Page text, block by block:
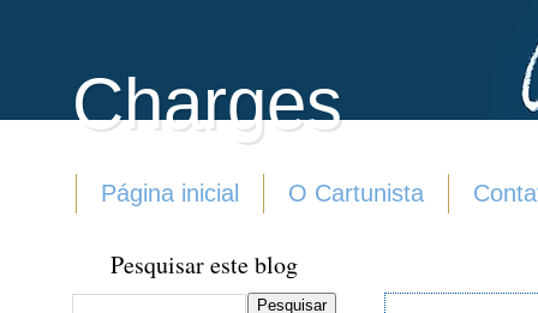
Charges
Página inicial O Cartunista
Pesquisar este blog